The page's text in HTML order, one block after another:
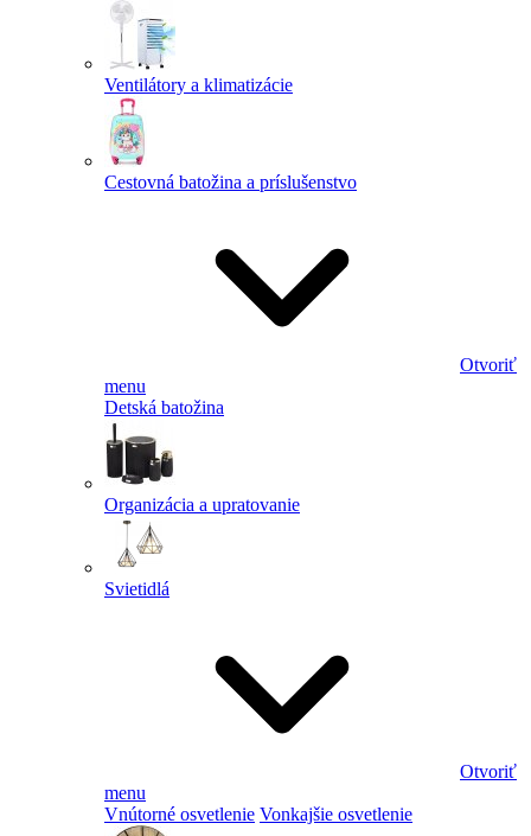
Ventilátory a klimatizácie
Cestovná batožina a príslušenstvo
Otvoriť
menu
Detská batožina
Organizácia a upratovanie
Svietidlá
Otvoriť
menu
Vnútorné osvetlenie Vonkajšie osvetlenie